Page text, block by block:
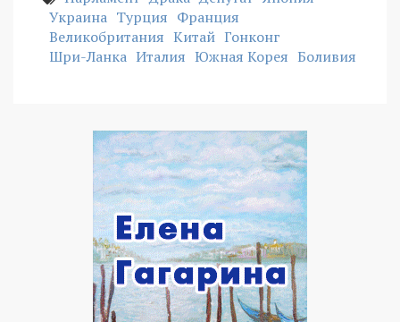
Украина Турция Франция
Великобритания Китай Гонконг
Шри-Ланка Италия Южная Корея Боливия